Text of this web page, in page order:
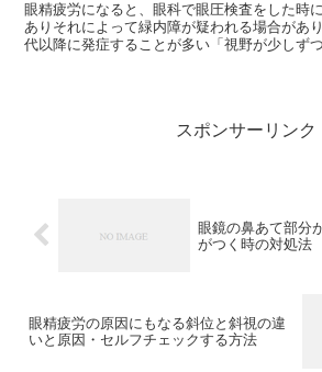
眼精疲労になると、眼科で眼圧検査をした時
ありそれによって緑内障が疑われる場合があ
代以降に発症することが多い「視野が少しず
スポンサーリンク
眼鏡の鼻あて部分
がつく時の対処法
眼精疲労の原因にもなる斜位と斜視の違
いと原因・セルフチェックする方法